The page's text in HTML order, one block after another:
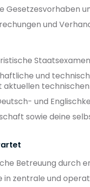
Gesetzesvorhaben
und
und
aktuellen
und
sowie deine
Betreuung durch
in zentrale und